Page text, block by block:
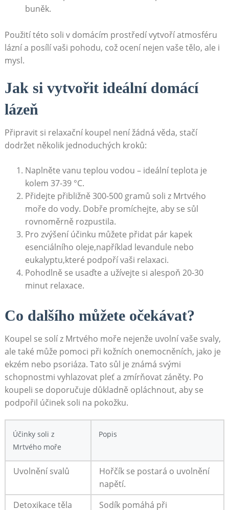
buněk.
Použití této soli v⁣ domácím prostředí ⁣vytvoří atmosféru
lázní a⁤ posílí vaši pohodu, což ‌ocení nejen vaše ⁢tělo, ale i‍
mysl.
Jak ⁤si⁢ vytvořit ideální domácí
⁢lázeň
Připravit‌ si relaxační koupel není žádná věda, stačí
dodržet několik jednoduchých kroků:
Naplněte vanu ⁣teplou vodou – ideální⁢ teplota je
‌kolem 37-39 °C.
Přidejte přibližně 300-500 gramů ‍soli z Mrtvého​
moře⁢ do vody. ​Dobře promíchejte, aby se sůl
rovnoměrně rozpustila.
Pro zvýšení⁢ účinku ‍můžete​ přidat⁣ pár kapek⁣
esenciálního ⁤oleje,například levandule nebo
eukalyptu,které ⁢podpoří vaši ‍relaxaci.
Pohodlně⁢ se usaďte ⁤a užívejte si alespoň 20-30
minut​ relaxace.
Co‍ dalšího ‌můžete očekávat?
Koupel se solí z Mrtvého moře nejenže uvolní vaše svaly,​
ale⁢ také může‌ pomoci při kožních‍ onemocněních, ​jako​ je
ekzém nebo‍ psoriáza. Tato sůl ⁣je známá svými
schopnostmi ⁢vyhlazovat pleť a zmírňovat záněty. Po‌
koupeli se doporučuje⁣ důkladně opláchnout, aby se​
podpořil účinek soli na⁢ pokožku.
Účinky ⁤soli z
Mrtvého moře
Popis
Uvolnění svalů
Hořčík ⁤se postará⁤ o uvolnění
napětí.
Detoxikace těla
Sodík pomáhá při